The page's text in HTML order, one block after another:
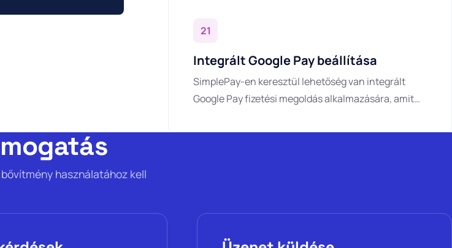
21
Integrált Google Pay beállítása
SimplePay-en keresztül lehetőség van integrált
Google Pay fizetési megoldás alkalmazására, amit
használatához kell